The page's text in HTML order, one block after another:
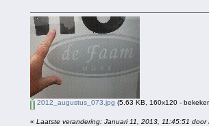
2012_augustus_073.jpg (5.63 KB, 160x120 -
« Laatste verandering: Januari 11, 2013, 11:45:51 door